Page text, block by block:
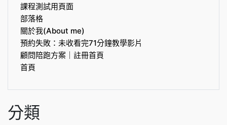
課程測試用頁面
部落格
關於我(About me)
預約失敗：未收看完71分鐘教學影片
顧問陪跑方案｜註冊首頁
首頁
分類